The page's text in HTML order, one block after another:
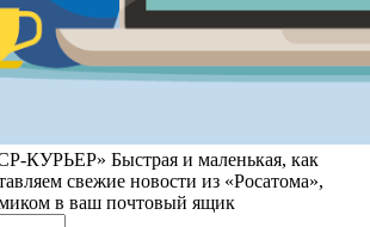
КУРЬЕР» Быстрая и маленькая, как
свежие новости из «Росатома»,
в ваш почтовый ящик